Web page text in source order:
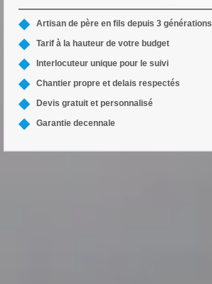
Artisan de père en fils depuis 3 générations
Tarif à la hauteur de votre budget
Interlocuteur unique pour le suivi
Chantier propre et delais respectés
Devis gratuit et personnalisé
Garantie decennale